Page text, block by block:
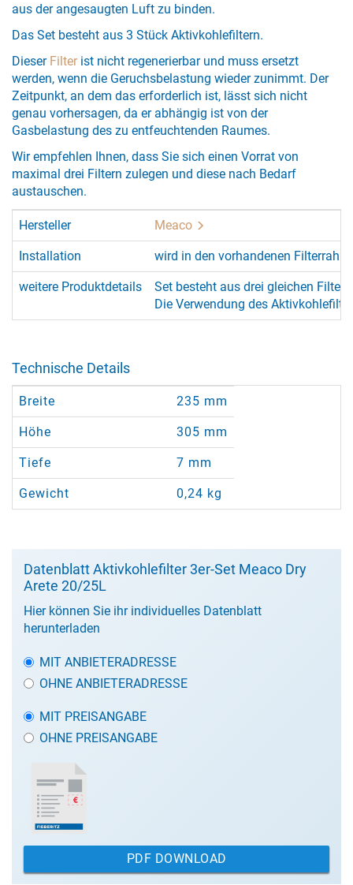
aus der angesaugten Luft zu binden.
Das Set besteht aus 3 Stück Aktivkohlefiltern.
Dieser Filterist nicht regenerierbar und muss ersetzt
werden, wenn die Geruchsbelastung wieder zunimmt. Der
Zeitpunkt, an dem das erforderlich ist, lässt sich nicht
genau vorhersagen, da er abhängig ist von der
Gasbelastung des zu entfeuchtenden Raumes.
Wir empfehlen Ihnen, dass Sie sich einen Vorrat von
maximal drei Filtern zulegen und diese nach Bedarf
austauschen.
Hersteller Meaco
Installation wird in den vorhandenen
weitere Produktdetails
Set besteht aus drei gleichen Filtern
Die Verwendung des
Technische Details
Breite 235 mm
Höhe 305 mm
Tiefe 7 mm
Gewicht 0,24 kg
Datenblatt Aktivkohlefilter 3er-Set Meaco Dry
Arete 20/25L
Hier können Sie ihr individuelles Datenblatt
herunterladen
MIT ANBIETERADRESSE
OHNE ANBIETERADRESSE
MIT PREISANGABE
OHNE PREISANGABE
PDF DOWNLOAD